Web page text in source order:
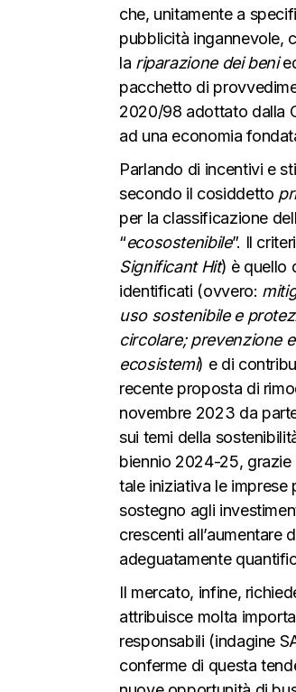
che, unitamente a
pubblicità ingannevole,
la riparazione dei beni
pacchetto di
2020/98 adottato dalla
ad una economia
Parlando di incentivi e
secondo il cosiddetto
per la classificazione
“ecosostenibile”. Il
Significant Hit) è quello
identificati (ovvero:
uso sostenibile e
circolare; prevenzione
ecosistemi) e di
recente proposta di
novembre 2023 da
sui temi della
biennio 2024-25, grazie
tale iniziativa le
sostegno agli
crescenti
adeguatamente
Il mercato, infine,
attribuisce molta
responsabili (indagine
conferme di questa